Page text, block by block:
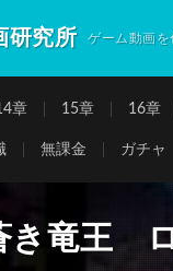
研究所 ゲーム動画を
章 15章 16章
無課金 ガチャ
き竜王